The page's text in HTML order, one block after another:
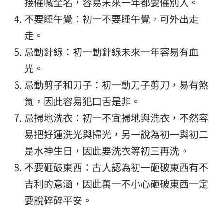
不要睡午覺：初一不要睡午覺，可外出走
走。
忌動針線：初一動針線未來一年容易有血
光。
忌動剪子和刀子：初一動刀子剪刀，易有煞
氣，因此容易犯口舌是非。
忌掃地洗衣：初一不宜掃地與洗衣，不然容
易把好運洗光與掃光，另一說為初一與初二
是水神生日，因此要洗衣等初三再洗。
不要砸破東西：古人認為初一砸破東西有不
吉利的意涵，因此萬一不小心砸破東西一定
要說碎碎平安。